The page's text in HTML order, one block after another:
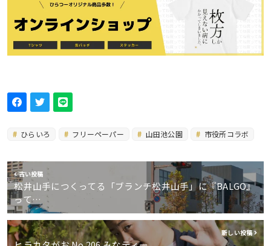
ひらいろ フリーペーパー 山田池公園 市役所コラボ
古い投稿
松井山手につくってる「ブランチ松井山手」に『BALGO』
って…
新しい投稿